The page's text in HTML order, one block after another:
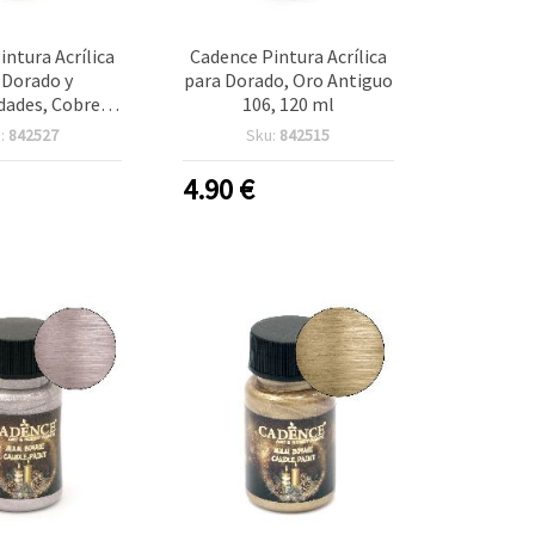
Acrílica
y
Cobre
120 ml
842527
Cadence Pintura Acrílica
para Dorado, Oro Antiguo
106, 120 ml
Sku: 842515
4.90€